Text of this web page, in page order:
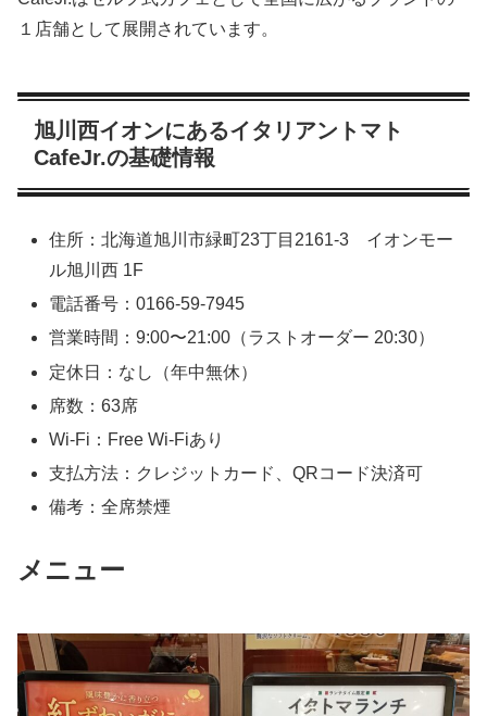
１店舗として展開されています。
旭川西イオンにあるイタリアントマト
CafeJr.の基礎情報
住所：北海道旭川市緑町23丁目2161-3 イオンモー
ル旭川西 1F
電話番号：0166-59-7945
営業時間：9:00〜21:00（ラストオーダー 20:30）
定休日：なし（年中無休）
席数：63席
Wi-Fi：Free Wi-Fiあり
支払方法：クレジットカード、QRコード決済可
備考：全席禁煙
メニュー